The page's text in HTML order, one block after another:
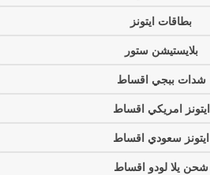
بطاقات ايتونز
بلايستيشن ستور
شدات ببجي اقساط
ايتونز امريكي اقساط
ايتونز سعودي اقساط
شحن يلا لودو اقساط